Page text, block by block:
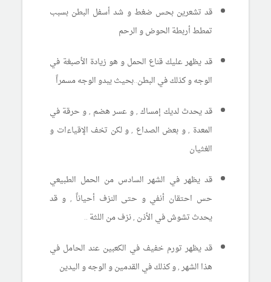
قد تشعرين بحس ضغط و شد أسفل البطن بسبب
تمطط أربطة الحوض و الرحم
قد يظهر عليك قناع الحمل و هو زيادة الأصبغة في
الوجه و كذلك في البطن..بحيث يبدو الوجه مسمراً
قد يحدث لديك إمساك , و عسر هضم , و حرقة في
المعدة , و بعض الصداع , و لكن تخف الإقياءات و
الغثيان
قد يظهر في الشهر السادس من الحمل الطبيعي
حس احتقان أنفي و حتى النزف أحياناً , و قد
يحدث تشوش في الأذن , نزف من اللثة ..
قد يظهر تورم خفيف في الكعبين عند الحامل في
هذا الشهر , و كذلك في القدمين و الوجه و اليدين